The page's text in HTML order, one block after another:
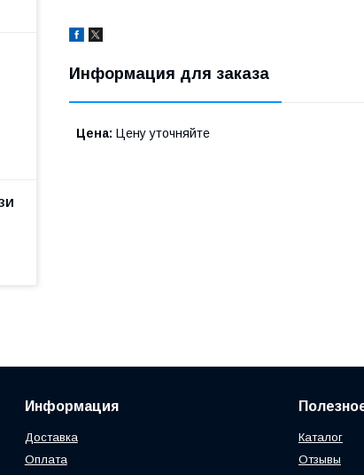
Информация для заказа
Цена: Цену уточняйте
Информация
Доставка
Оплата
Каталог
Отзывы